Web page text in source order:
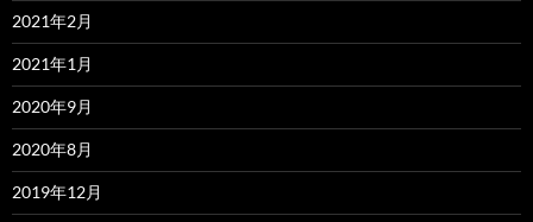
2021年2月
2021年1月
2020年9月
2020年8月
2019年12月